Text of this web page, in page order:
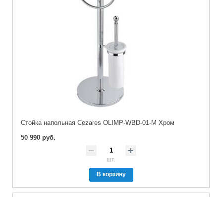
Стойка напольная Cezares OLIMP-WBD-01-M Хром
50 990 руб.
шт.
В корзину